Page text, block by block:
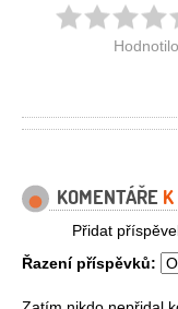
KOMENTÁŘE
Přidat
Řazení příspěvků: